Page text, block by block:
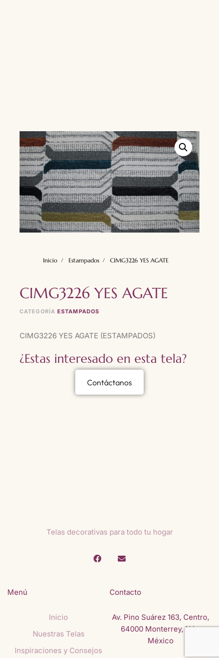
Inicio Estampados CIMG3226 YES AGATE
CIMG3226 YES AGATE
CATEGORÍA ESTAMPADOS
CIMG3226 YES AGATE (ESTAMPADOS)
¿Estas interesado en esta tela?
Contáctanos
Telas decorativas para todo tu hogar
Menú
Inicio
Nuestras Telas
Inspiraciones y Consejos
Contacto
Av. Pino Suárez 163, Centro,
64000 Monterrey, N.L.,
México